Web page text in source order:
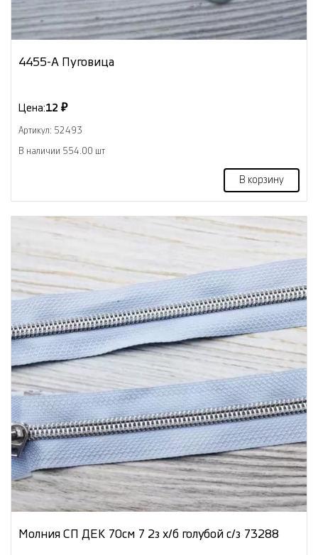
4455-А Пуговица
Цена:12 ₽
Артикул: 52493
В наличии 554.00 шт
В корзину
Молния СП ДЕК 70см 7 2з х/б голубой с/з 73288